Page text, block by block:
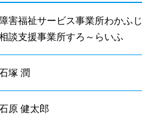
障害福祉サービス事業所わかふじ
談支援事業所すろ～らいふ
塚 潤
原 健太郎